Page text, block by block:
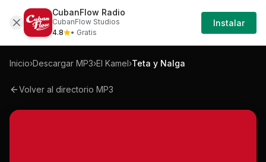
Mp3 El-kamel-teta-y-nalga-mp3
Iniciar
Sesión
Inicio›Descargar MP3›El Kamel›Teta y Nalga
Volver al directorio MP3
CubanFlow Radio
CubanFlow Studios
4.8
• Gratis
Instalar